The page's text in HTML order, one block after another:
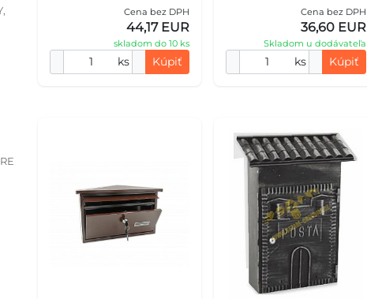
Cena bez DPH
44,17 EUR
skladom do 10 ks
ks Kúpiť
Cena bez DPH
36,60 EUR
Skladom u dodávateľa
ks Kúpiť